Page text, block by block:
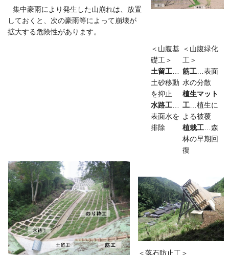
集中豪雨により発生した山崩れは、放置
しておくと、次の豪雨等によって崩壊が
拡大する危険性があります。
＜山腹基
礎工＞
土留工…
土砂移動
を抑止
水路工…
表面水を
排除
＜山腹緑化
工＞
筋工…表面
水の分散
植生マット
工…植生に
よる被覆
植栽工…森
林の早期回
復
＜落石防止工＞